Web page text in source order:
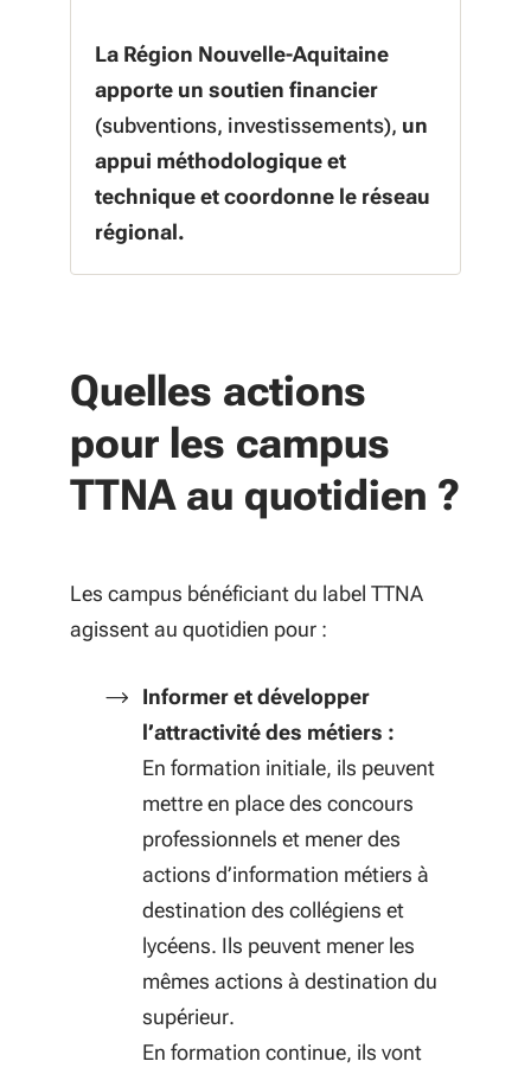
La Région Nouvelle-Aquitaine
apporte un soutien financier
(subventions, investissements), un
appui méthodologique et
technique et coordonne le réseau
régional.
Quelles actions
pour les campus
TTNA au quotidien ?
Les campus bénéficiant du label TTNA
agissent au quotidien pour :
Informer et développer
l’attractivité des métiers :
En formation initiale, ils peuvent
mettre en place des concours
professionnels et mener des
actions d’information métiers à
destination des collégiens et
lycéens. Ils peuvent mener les
mêmes actions à destination du
supérieur.
En formation continue, ils vont